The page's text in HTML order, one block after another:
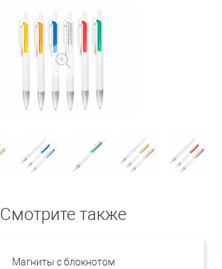
Смотрите также
Магниты с блокнотом